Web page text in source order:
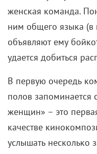
удается добиться
В первую очередь
полов запоминается
женщин» – это
качестве
услышать несколько
исполнении
«Аракс».
Первоначально